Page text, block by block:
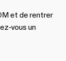
et de rentrer
vous un